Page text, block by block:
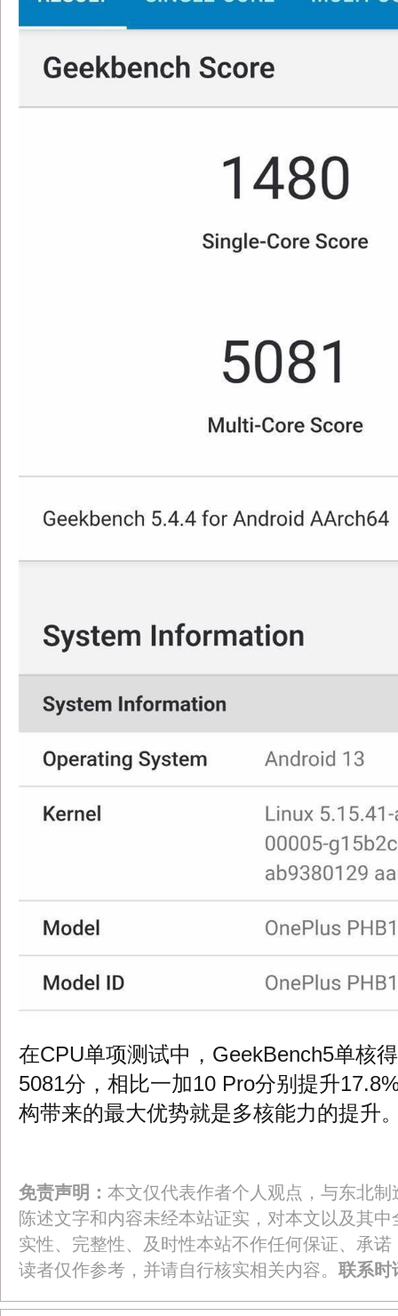
在CPU单项测试中，GeekBench5单核
5081分，相比一加10 Pro分别提升
构带来的最大优势就是多核能力的提升
免责声明： 本文仅代表作者个人观点，与东北
陈述文字和内容未经本站证实，对本文以及其
实性、完整性、及时性本站不作任何保证、承
读者仅作参考，并请自行核实相关内容。 联系时